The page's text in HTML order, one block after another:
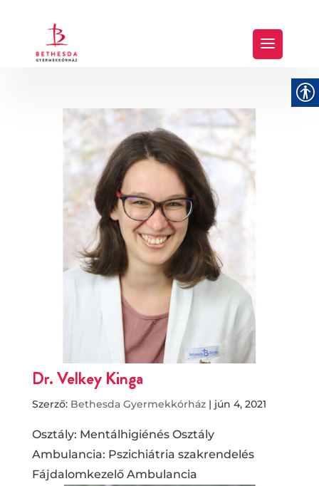
Dr. Velkey Kinga
Szerző: Bethesda Gyermekkórház| jún 4, 2021
Osztály: Mentálhigiénés Osztály
Ambulancia: Pszichiátria szakrendelés
Fájdalomkezelő Ambulancia